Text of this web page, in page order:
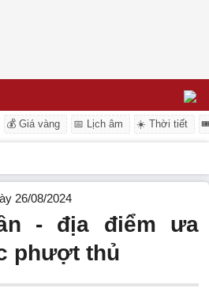
💰 Giá vàng 📅 Lịch âm ☀️ Thời tiết
26/08/2024
- địa điểm ưa
phượt thủ